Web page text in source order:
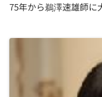
75年から鵜澤速雄師に